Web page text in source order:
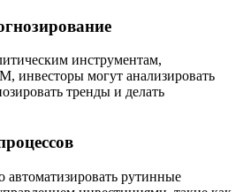
инструментам,
инвесторы могут анализировать
тренды и делать
рутинные